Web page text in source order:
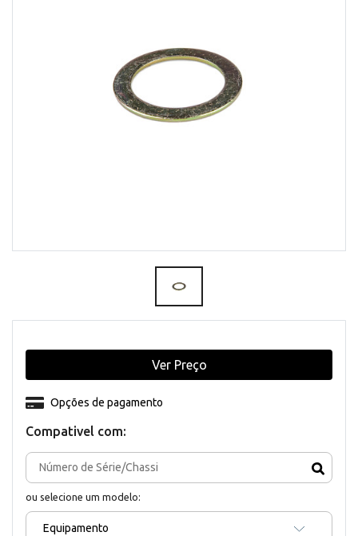
Compativel com:
ou selecione um modelo:
Equipamento
Opções de pagamento
Ver Preço